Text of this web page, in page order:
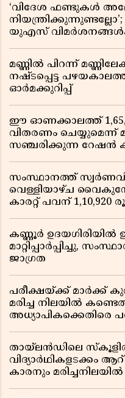
‘വിദേശ ഫണ്ടുകൾ
യുഎസ്
മണ്ണിൽ പിറന്ന്
നഷ്ടപ്പെട്ട
ഓർമക്കുറിപ്പ്
ഈ ഓണക്കാലത്ത്
വിതരണം ചെയ്യുമെന്ന്
സഞ്ചരിക്കുന്ന റേഷൻ
സംസ്ഥാനത്ത്
വെള്ളിയാഴ്ച
കാരറ്റ് പവന് 1,10,920
കണ്ണൂർ
മാറ്റിപ്പാർപ്പിച്ചു,
ജാഗ്രത
പരീക്ഷയ്ക്ക് മാർക്ക്
മരിച്ച നിലയിൽ
അധ്യാപികക്കെതിരെ
തായ്‌ലൻഡിലെ സ്‌കൂളിൽ
വിദ്യാർഥികളടക്കം
കാരനും മരിച്ചനിലയിൽ